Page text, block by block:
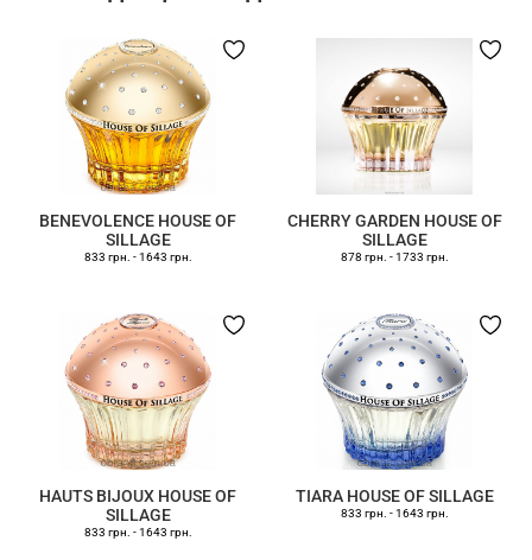
BENEVOLENCE HOUSE OF
SILLAGE
833 грн. -1643 грн.
CHERRY GARDEN HOUSE OF
SILLAGE
878 грн. -1733 грн.
HAUTS BIJOUX HOUSE OF
SILLAGE
833 грн. -1643 грн.
TIARA HOUSE OF SILLAGE
833 грн. -1643 грн.